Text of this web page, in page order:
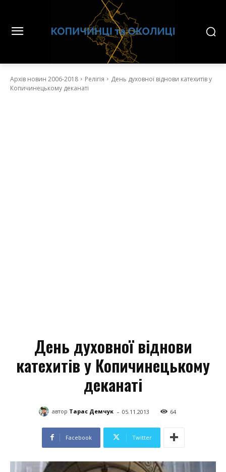
Архів новин 2006-2018 Релігія
День духовної віднови катехитів у
Копичинецькому деканаті
День духовної віднови
катехитів у Копичинецькому
деканаті
автор Тарас Демчук - 05.11.2013 64
Facebook Twitter